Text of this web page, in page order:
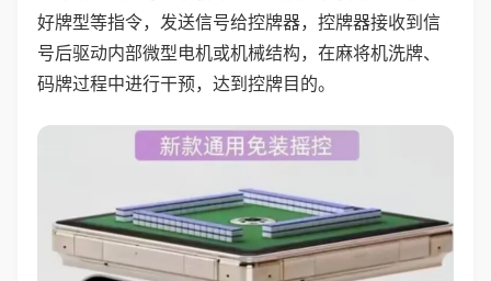
好牌型等指令，发送信号给控牌器，控牌器接收到信
号后驱动内部微型电机或机械结构，在麻将机洗牌、
码牌过程中进行干预，达到控牌目的。